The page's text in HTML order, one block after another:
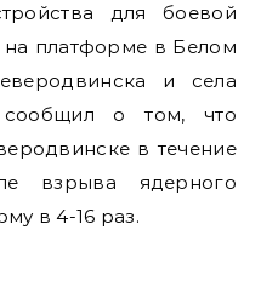
для боевой
на платформе в Белом
и села
сообщил о том, что
в течение
взрыва ядерного
в 4-16 раз.